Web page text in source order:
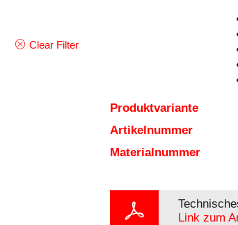
Clear Filter
Produktvariante
Artikelnummer
Materialnummer
Link zum